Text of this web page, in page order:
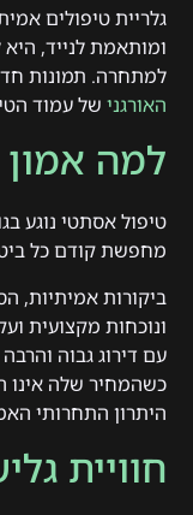
גלריית טיפולים
ומותאמת לנייד,
למתחרה. תמונות
האורגני של עמוד
למה אמון
טיפול אסתטי נוגע
מחפשת קודם כל
ביקורות אמיתיות,
ונוכחות מקצועית
עם דירוג גבוה
כשהמחיר שלה אינו
היתרון התחרותי
חוויית